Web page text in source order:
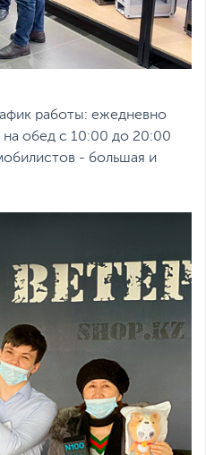
работы: ежедневно
обед с 10:00 до 20:00
- большая и